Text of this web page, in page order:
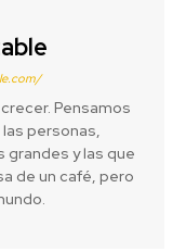
Pensamos
personas,
grandes y las que
de un café, pero